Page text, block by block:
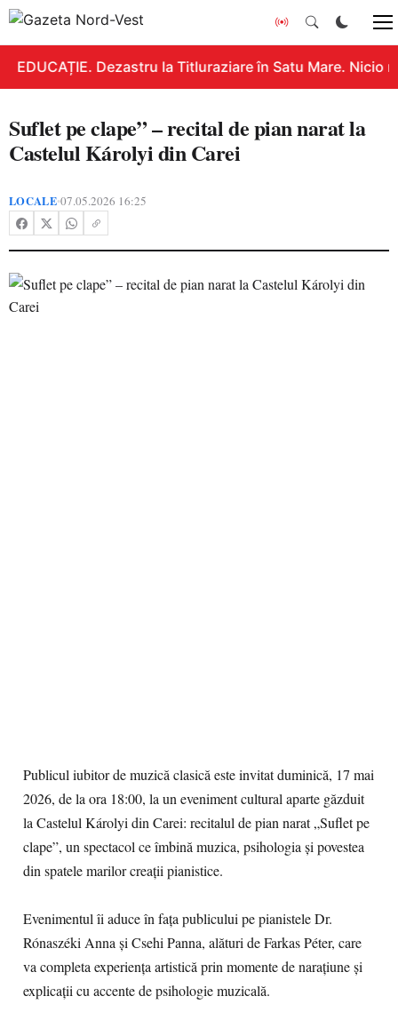
EDUCAȚIE. Dezastru la Titluraziare în Satu Mare. Nicio
Suflet pe clape” – recital de pian narat la
Castelul Károlyi din Carei
LOCALE•07.05.2026 16:25
Publicul iubitor de muzică clasică este invitat duminică, 17 mai
2026, de la ora 18:00, la un eveniment cultural aparte găzduit
la Castelul Károlyi din Carei: recitalul de pian narat „Suflet pe
clape”, un spectacol ce îmbină muzica, psihologia și povestea
din spatele marilor creații pianistice.
Evenimentul îi aduce în fața publicului pe pianistele Dr.
Rónaszéki Anna și Csehi Panna, alături de Farkas Péter, care
va completa experiența artistică prin momente de narațiune și
explicații cu accente de psihologie muzicală.